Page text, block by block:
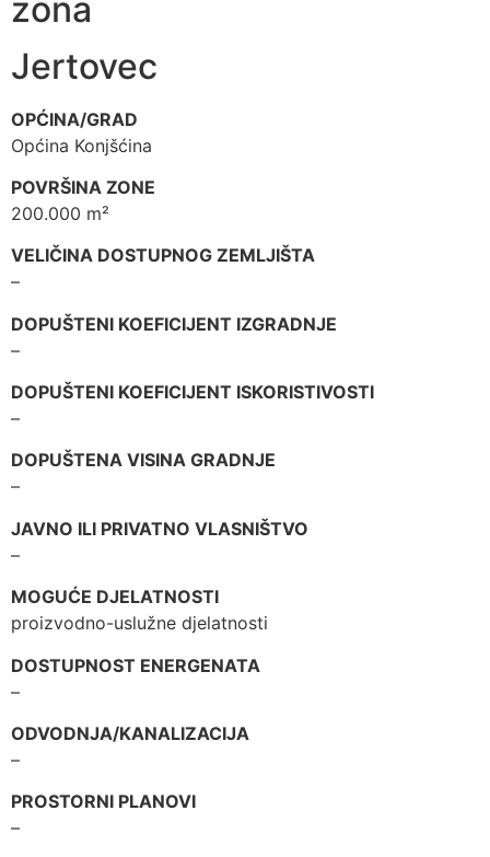
zona
Jertovec
OPĆINA/GRAD
Općina Konjšćina
POVRŠINA ZONE
200.000 m²
VELIČINA DOSTUPNOG ZEMLJIŠTA
–
DOPUŠTENI KOEFICIJENT IZGRADNJE
–
DOPUŠTENI KOEFICIJENT ISKORISTIVOSTI
–
DOPUŠTENA VISINA GRADNJE
–
JAVNO ILI PRIVATNO VLASNIŠTVO
–
MOGUĆE DJELATNOSTI
proizvodno-uslužne djelatnosti
DOSTUPNOST ENERGENATA
–
ODVODNJA/KANALIZACIJA
–
PROSTORNI PLANOVI
–